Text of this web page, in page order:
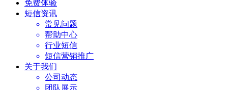
免费体验
短信资讯
常见问题
帮助中心
行业短信
短信营销推广
关于我们
公司动态
团队展示